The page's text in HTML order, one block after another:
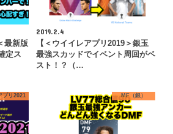
最新版
定ス
2019.2.4
【＜ウイイレアプリ2019＞銀玉
最強スカッドでイベント周回がベ
スト！？（…
プリ2021 MF（銀）